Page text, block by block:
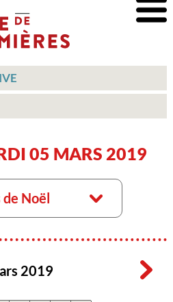
05 MARS 2019
Noël
2019